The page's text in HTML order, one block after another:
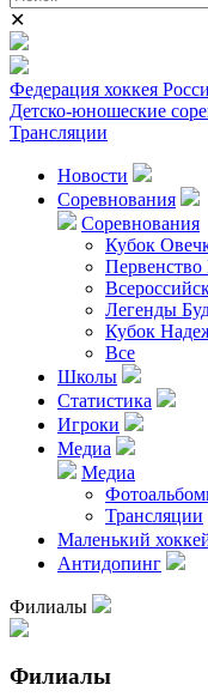
✕
Федерация хоккея
Детско-юношеские
Трансляции
Новости
Соревнования
Соревнования
Кубок
Легенды
Кубок
Все
Школы
Статистика
Игроки
Медиа
Медиа
Трансляции
Маленький
Антидопинг
Филиалы
Филиалы